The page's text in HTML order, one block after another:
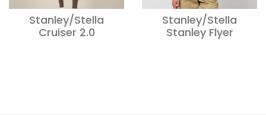
Stanley/Stella
Cruiser 2.0
Stanley/Stella
Stanley Flyer